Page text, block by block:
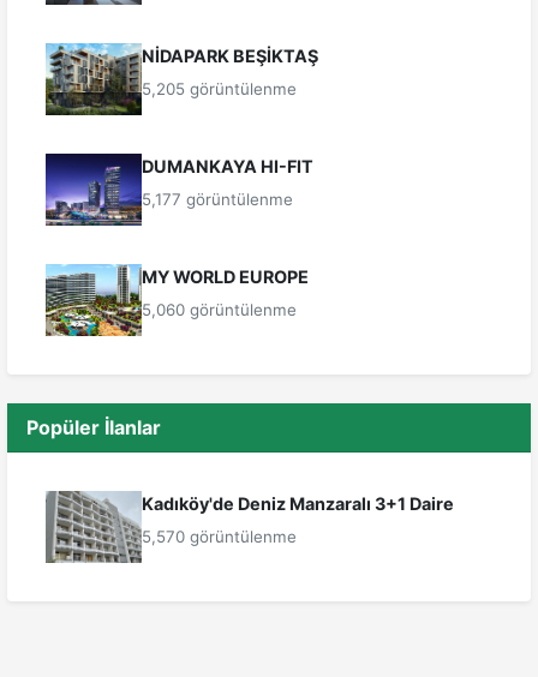
NİDAPARK BEŞİKTAŞ
5,205 görüntülenme
DUMANKAYA HI-FIT
5,177 görüntülenme
MY WORLD EUROPE
5,060 görüntülenme
Popüler İlanlar
Kadıköy'de Deniz Manzaralı 3+1 Daire
5,570 görüntülenme